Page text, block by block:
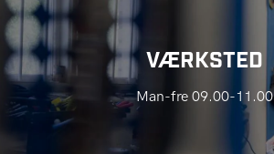
VÆRKSTED
Man-fre 09.00-11.00